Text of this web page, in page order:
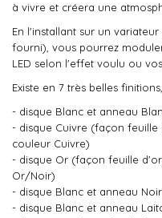
à vivre et créera une
En l'installant sur un
fourni), vous pourrez
LED selon l'effet voulu ou
Existe en 7 très belles
- disque Blanc et anneau
- disque Cuivre (façon
couleur Cuivre)
- disque Or (façon feuille
Or/Noir)
- disque Blanc et anneau
- disque Blanc et anneau